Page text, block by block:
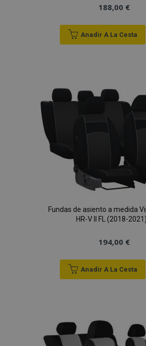
188,00 €
Anadir A La Cesta
Fundas de asiento a medida
HR-V II FL (2018-2021)
194,00 €
Anadir A La Cesta